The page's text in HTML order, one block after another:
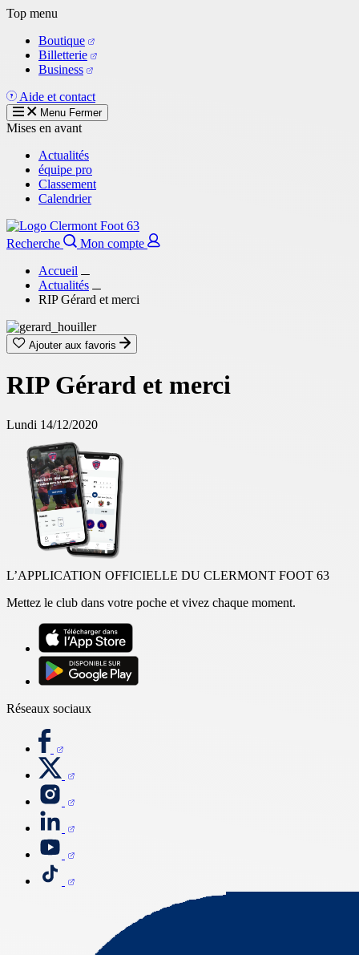
Aller
contenu
principal
Top menu
Boutique
Billetterie
Business
Aide et contact
Menu Fermer
Mises en avant
Actualités
équipe pro
Classement
Calendrier
Recherche
Mon compte
Accueil
Actualités
RIP Gérard et merci
Ajouter aux favoris
RIP Gérard et merci
Lundi 14/12/2020
L’APPLICATION OFFICIELLE DU CLERMONT FOOT 63
Mettez le club dans votre poche et vivez chaque moment.
Réseaux sociaux